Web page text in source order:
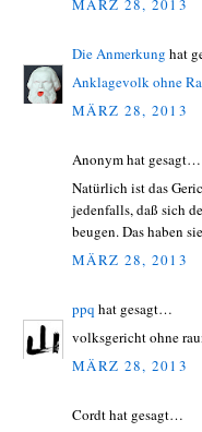
MÄRZ 28, 2013
Die Anmerkung hat
Anklagevolk ohne
MÄRZ 28, 2013
Anonym hat gesagt…
Natürlich ist das
jedenfalls, daß sich
beugen. Das haben
MÄRZ 28, 2013
ppq hat gesagt…
volksgericht ohne
MÄRZ 28, 2013
Cordt hat gesagt…